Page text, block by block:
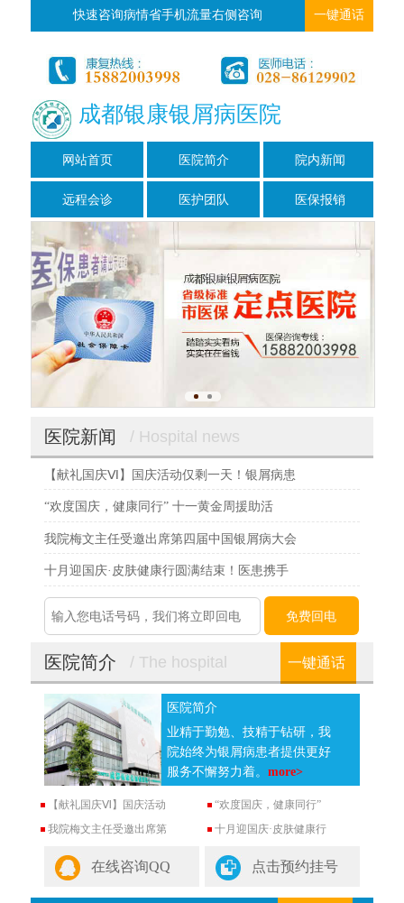
快速咨询病情省手机流量右侧咨询 一键通话
成都银康银屑病医院
网站首页 医院简介 院内新闻
远程会诊 医护团队 医保报销
医院新闻 / Hospital news
【献礼国庆Ⅵ】国庆活动仅剩一天！银屑病患
“欢度国庆，健康同行” 十一黄金周援助活
我院梅文主任受邀出席第四届中国银屑病大会
十月迎国庆·皮肤健康行圆满结束！医患携手
医院简介 / The hospital 一键通话
医院简介
业精于勤勉、技精于钻研，我
院始终为银屑病患者提供更好
服务不懈努力着。more>
【献礼国庆Ⅵ】国庆活动
“欢度国庆，健康同行”
我院梅文主任受邀出席第
十月迎国庆·皮肤健康行
在线咨询QQ 点击预约挂号